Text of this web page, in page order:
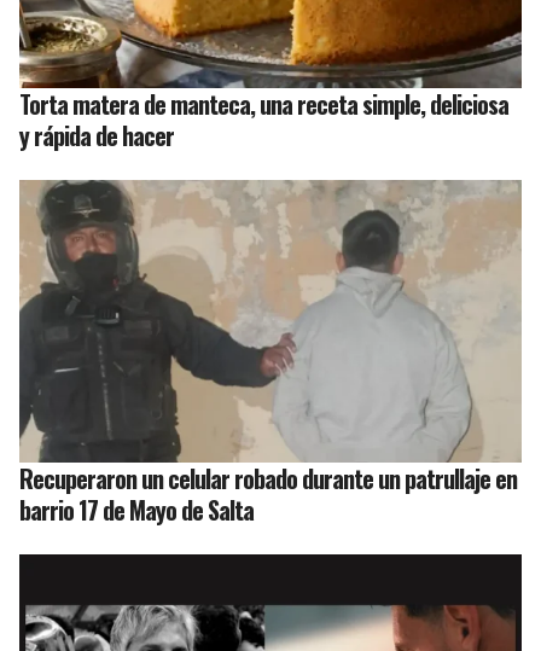
Torta matera de manteca, una receta simple, deliciosa
y rápida de hacer
Recuperaron un celular robado durante un patrullaje en
barrio 17 de Mayo de Salta